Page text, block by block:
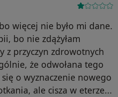
więcej nie było mi dane.
bo nie zdążyłam
z przyczyn zdrowotnych
że odwołana tego
o wyznaczenie nowego
ale cisza w eterze...